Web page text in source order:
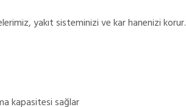
yakıt sisteminizi ve kar hanenizi korur.
kapasitesi sağlar